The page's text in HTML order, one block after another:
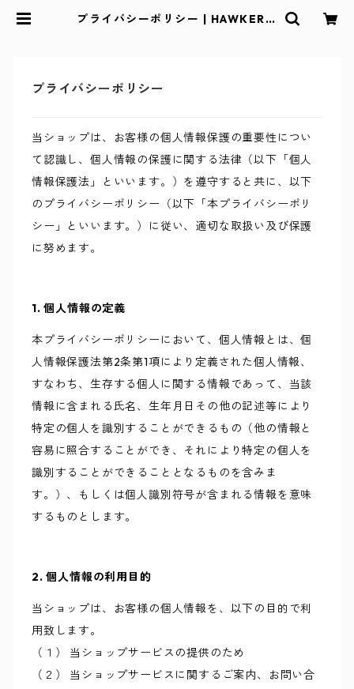
プライバシーポリシー | HAWKER 9
プライバシーポリシー
当ショップは、お客様の個人情報保護の重要性につい
て認識し、個人情報の保護に関する法律（以下「個人
情報保護法」といいます。）を遵守すると共に、以下
のプライバシーポリシー（以下「本プライバシーポリ
シー」といいます。）に従い、適切な取扱い及び保護
に努めます。
1. 個人情報の定義
本プライバシーポリシーにおいて、個人情報とは、個
人情報保護法第2条第1項により定義された個人情報、
すなわち、生存する個人に関する情報であって、当該
情報に含まれる氏名、生年月日その他の記述等により
特定の個人を識別することができるもの（他の情報と
容易に照合することができ、それにより特定の個人を
識別することができることとなるものを含みま
す。）、もしくは個人識別符号が含まれる情報を意味
するものとします。
2. 個人情報の利用目的
当ショップは、お客様の個人情報を、以下の目的で利
用致します。
（１） 当ショップサービスの提供のため
（２） 当ショップサービスに関するご案内、お問い合